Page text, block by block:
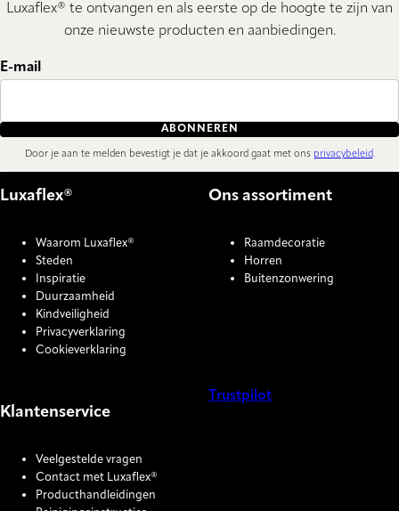
Luxaflex® te ontvangen en als eerste op de hoogte te zijn van
onze nieuwste producten en aanbiedingen.
E-mail
ABONNEREN
Door je aan te melden bevestigt je dat je akkoord gaat met ons privacybeleid.
Luxaflex®
Waarom Luxaflex®
Steden
Inspiratie
Duurzaamheid
Kindveiligheid
Privacyverklaring
Cookieverklaring
Ons assortiment
Raamdecoratie
Horren
Buitenzonwering
Klantenservice
Veelgestelde vragen
Contact met Luxaflex®
Producthandleidingen
Trustpilot